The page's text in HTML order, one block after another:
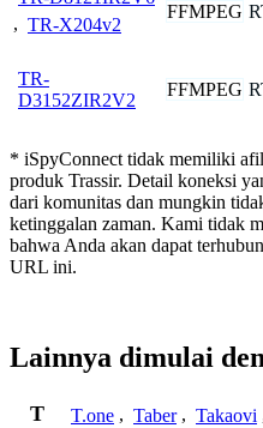
, TR-X204v2
FFMPEG
TR-
D3152ZIR2V2
FFMPEG
* iSpyConnect tidak memiliki
produk Trassir. Detail koneksi
dari komunitas dan mungkin
ketinggalan zaman. Kami tidak
bahwa Anda akan dapat
URL ini.
Lainnya dimulai
T T.one , Taber , Takaovi